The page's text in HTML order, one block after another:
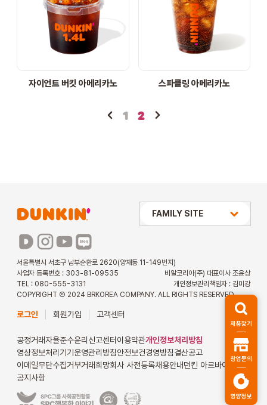
자이언트 버킷 아메리카노 스파클링 아메리카노
1 2
서울특별시 서초구 남부순환로 2620(양재동 11-149번지)
사업자 등록번호 : 303-81-09535
비알코리아(주) 대표이사 조윤상
TEL : 080-555-3131
개인정보관리책임자 : 김미강
COPYRIGHT Ⓒ 2024 BRKOREA COMPANY. ALL RIGHTS RESERVED.
로그인 회원가입 고객센터
공정거래자율준수윤리신고센터 이용약관개인정보처리방침
영상정보처리기기운영관리방침안전보건경영방침결산공고
이메일무단수집거부거래희망회사 사전등록채용안내던킨 아르바이트
공지사항
상미당 HOLDINGS
파리바게뜨
파스쿠찌
FAMILY SITE
제품찾기
창업문의
영양정보